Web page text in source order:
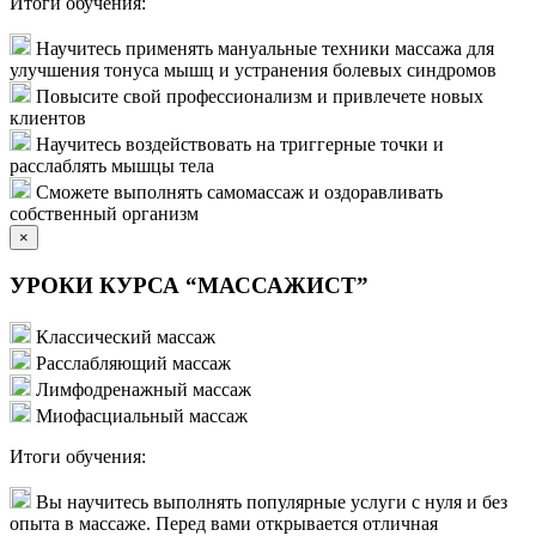
Научитесь применять мануальные техники массажа для
улучшения тонуса мышц и устранения болевых синдромов
Повысите свой профессионализм и привлечете новых
клиентов
Научитесь воздействовать на триггерные точки и
расслаблять мышцы тела
Сможете выполнять самомассаж и оздоравливать
собственный организм
×
УРОКИ КУРСА “МАССАЖИСТ”
Классический массаж
Расслабляющий массаж
Лимфодренажный массаж
Миофасциальный массаж
Итоги обучения:
Вы научитесь выполнять популярные услуги с нуля и без
опыта в массаже. Перед вами открывается отличная